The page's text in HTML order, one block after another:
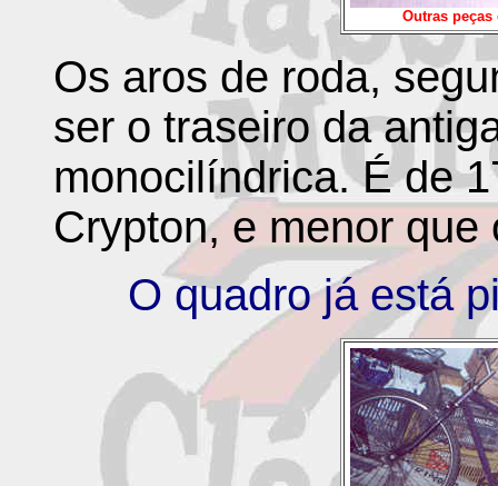
Outras
Os aros de roda,
ser o traseiro da
monocilíndrica. É de
Crypton, e menor que
O quadro já está